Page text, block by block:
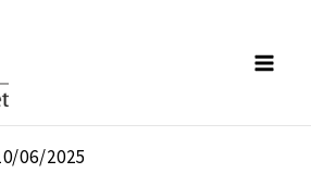
06/2025